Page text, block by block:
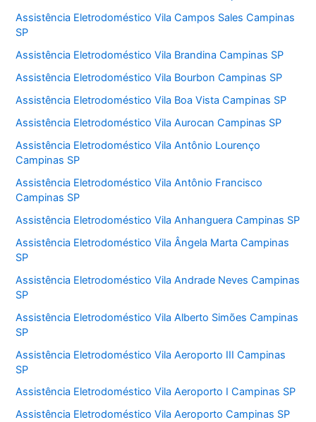
Assistência Eletrodoméstico Vila Campos Sales Campinas
SP
Assistência Eletrodoméstico Vila Brandina Campinas SP
Assistência Eletrodoméstico Vila Bourbon Campinas SP
Assistência Eletrodoméstico Vila Boa Vista Campinas SP
Assistência Eletrodoméstico Vila Aurocan Campinas SP
Assistência Eletrodoméstico Vila Antônio Lourenço
Campinas SP
Assistência Eletrodoméstico Vila Antônio Francisco
Campinas SP
Assistência Eletrodoméstico Vila Anhanguera Campinas SP
Assistência Eletrodoméstico Vila Ângela Marta Campinas
SP
Assistência Eletrodoméstico Vila Andrade Neves Campinas
SP
Assistência Eletrodoméstico Vila Alberto Simões Campinas
SP
Assistência Eletrodoméstico Vila Aeroporto III Campinas
SP
Assistência Eletrodoméstico Vila Aeroporto I Campinas SP
Assistência Eletrodoméstico Vila Aeroporto Campinas SP